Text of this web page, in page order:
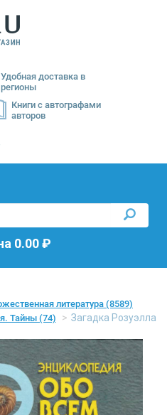
Удобная доставка в
регионы
Книги с автографами
авторов
0.00₽
литература (8589)
Тайны (74) Загадка Розуэлла